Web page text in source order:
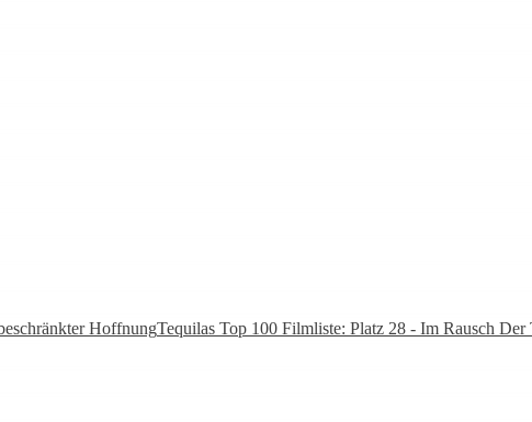
HoffnungTequilas Top 100 Filmliste: Platz 28 - Im Rausch Der